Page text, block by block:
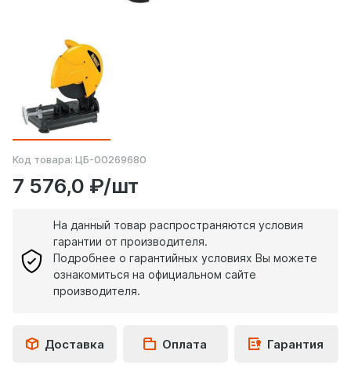
Код товара: ЦБ-00269680
7 576,0 ₽/шт
На данный товар распространяются условия
гарантии от производителя.
Подробнее о гарантийных условиях Вы можете
ознакомиться на официальном сайте
производителя.
Доставка Оплата Гарантия